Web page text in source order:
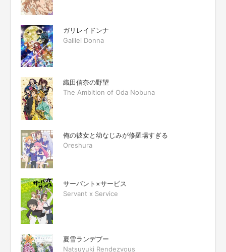
ガリレイドンナ
Galilei Donna
織田信奈の野望
The Ambition of Oda Nobuna
俺の彼女と幼なじみが修羅場すぎる
Oreshura
サーバント×サービス
Servant x Service
夏雪ランデブー
Natsuyuki Rendezvous